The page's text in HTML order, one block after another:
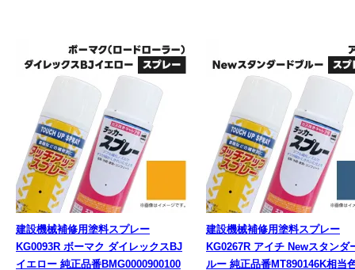
建設機械補修用塗料スプレー
KG0093R ボーマク ダイレックスBJ
イエロー 純正品番BMG0000900100
建設機械補修用塗料スプレー
KG0267R アイチ Newスタンダ
ルー 純正品番MT890146K相当